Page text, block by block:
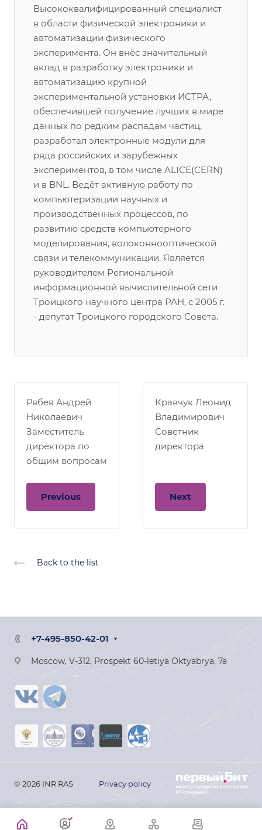
Высококвалифицированный специалист
в области физической электроники и
автоматизации физического
эксперимента. Он внёс значительный
вклад в разработку электроники и
автоматизацию крупной
экспериментальной установки ИСТРА,
обеспечившей получение лучших в мире
данных по редким распадам частиц,
разработал электронные модули для
ряда российских и зарубежных
экспериментов, в том числе ALICE(CERN)
и в BNL. Ведёт активную работу по
компьютеризации научных и
производственных процессов, по
развитию средств компьютерного
моделирования, волоконнооптической
связи и телекоммуникации. Является
руководителем Региональной
информационной вычислительной сети
Троицкого научного центра РАН, с 2005 г.
- депутат Троицкого городского Совета.
Рябев Андрей
Николаевич
Заместитель
директора по
общим вопросам
Previous
Кравчук Леонид
Владимирович
Советник
директора
Next
Back to the list
+7-495-850-42-01
Moscow, V-312, Prospekt 60-letiya Oktyabrya, 7a
© 2026 INR RAS Privacy policy